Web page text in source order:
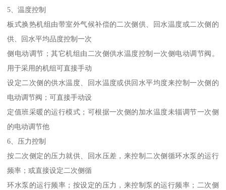
5、温度控制
板式换热机组由带室外气候补偿的二次侧供、回水温度或二次侧的
供、回水平均品度控制一次
侧电动调节；其它机组由二次侧供水温度控制一次侧电动调节阀。
用于采用的机组可直接手动
设定二次侧的供水温度、回水温度或供回水平均度来控制一次侧的
电动调节阀；可直接手动设
定值班采暖的运行模式；可根据一次侧的加水温度未辎调节一次侧
的电动调节他
6、压力控制
按二次侧定的压力就供、回水压差，来控制二次侧循环水泵的运行
频率；或直接设定二次侧循
环水泵的运行频率；按设定的压力，来控制泵的运行频率；二次侧